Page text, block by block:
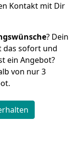
Kontakt mit Dir
? Dein
das sofort und
ein Angebot?
von nur3